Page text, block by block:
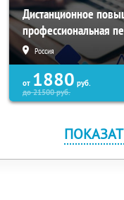
Дистанционное
профессиональная
Россия
от 1880 руб.
до21500руб.